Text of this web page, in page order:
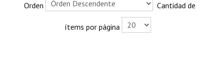
Informes de Auditoría
Rendición de Cuentas de Viáticos
Orden Cantidad de
ítems por página